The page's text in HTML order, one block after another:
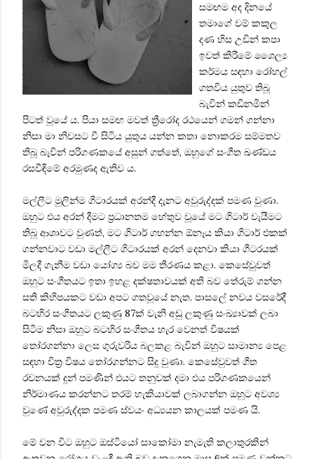
සමඟම අද දිනයේ
තමාගේ වම් කකුල
දණ හිස උඩින් කපා
ඉවත් කිරීමේ ශෛල්‍ය
කර්මය සඳහා රෝහල්
ගතවිය යුතුව තිබූ
බැවින් කඩිනමින්
පිටත් වූයේ ය. පියා සමඟ මවත් ත්‍රීරෝද රථයෙන් ගමන් ගන්නා
නිසා මා නිවසට වී සිටිය යුතුය යන්න කතා නොකරම සම්මතව
තිබූ බැවින් පරිගණකයේ අසුන් ගත්තේ, ඔහුගේ සංගීත ඛණ්ඩය
රසවීඳිමේ අරමුණද ඇතිව ය.
මල්ලීට මුලින්ම ගිටාරයක් අරන්දී දැනට අවුරුද්දක් පමණ වුණා.
ඔහුට එය අරන් දීමට ප්‍රධානතම හේතුව වූයේ මට ගිටාර් වැයීමට
තිබූ ආශාවට වුණත්, මට ගිටාර් ගහන්න ඕනෑය කියා ගිටාර් එකක්
ගන්නවාට වඩා මල්ලීට ගිටාරයක් අරන් දෙනවා කියා ගීටරයක්
මිලදී ගැනීම වඩා යෝග්‍ය බව මම තීරණය කළා. කෙසේවුවත්
ඔහුට සංගීතයට ඉතා ඉහළ දක්ෂතාවයක් අති බව තේරුම් ගන්න
සති කිහිපයකට වඩා අපට ගතවූයේ නැත. පාසලේ නවය වසරේදී
බටහිර සංගීතයට ලකුණු 87ක් වැනි අඩු ලකුණු සංඛ්‍යාවක් ලබා
සිටීම නිසා ඔහුට බටහිර සංගීතය හැර වෙනත් විෂයක්
තෝරගන්නා ලෙස ගුරුවරිය බලකළ බැවින් ඔහුට සාමාන්‍ය පෙළ
සඳහා චිත්‍ර විෂය තෝරගන්නට සිදු වුණා. කෙසේවුවත් ගීත
රචනයක් දුන් පමණින් එයට තනුවක් දමා එය පරිගණකයෙන්
නිර්මාණය කරන්නට තරම් හැකියාවක් ලබාගන්න ඔහුට අවශ්‍ය
වුණේ අවුරුද්දක පමණ ස්වයං අධ්‍යයන කාලයක් පමණ යි.
මේ වන විට ඔහුට ඔස්ටියෝ සාකෝමා නැමැති කලාතුරකින්